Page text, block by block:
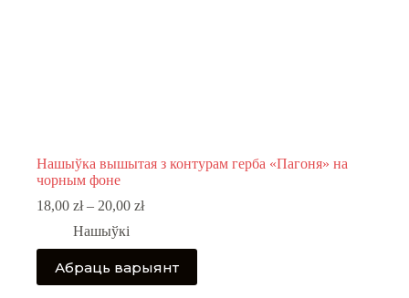
Нашыўка вышытая з контурам герба «Пагоня» на
чорным фоне
18,00 zł – 20,00 złPrice
through
20,00 zł
Нашыўкі
Абраць варыянт
This
product
has